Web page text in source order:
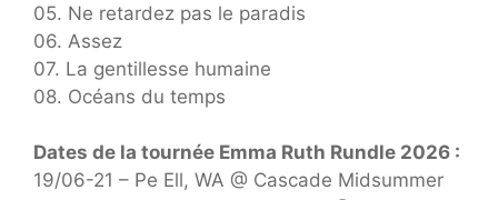
05. Ne retardez pas le paradis
06. Assez
07. La gentillesse humaine
08. Océans du temps
Dates de la tournée Emma Ruth Rundle 2026 :
19/06-21 – Pe Ell, WA @ Cascade Midsummer